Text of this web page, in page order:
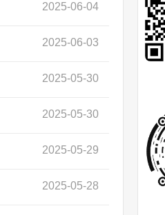
2025-06-04
2025-06-03
2025-05-30
2025-05-30
2025-05-29
2025-05-28